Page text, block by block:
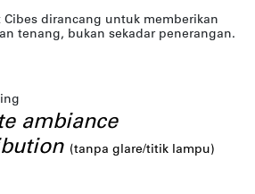
Cibes dirancang untuk memberikan
tenang, bukan sekadar penerangan.
ambiance
(tanpa glare/titik lampu)